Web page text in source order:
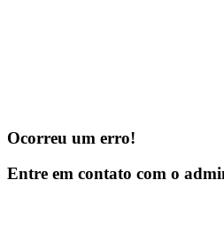
Ocorreu um erro!
Entre em contato com o